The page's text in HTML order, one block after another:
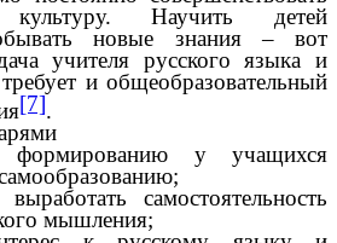
Научить детей
новые знания – вот
учителя русского языка и
и общеобразовательный
[7].
формированию у учащихся
самостоятельность
мышления;